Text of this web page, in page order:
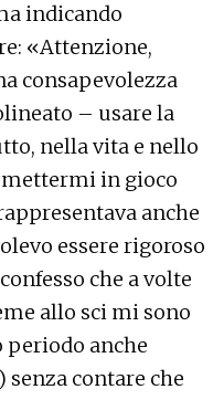
indicando
«Attenzione,
consapevolezza
– usare la
nella vita e nello
mettermi in gioco
anche
essere rigoroso
che a volte
allo sci mi sono
periodo anche
contare che